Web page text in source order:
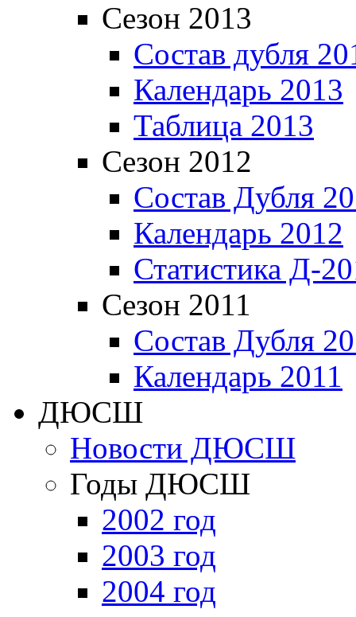
Сезон 2013
Состав дубля
Календарь 2013
Таблица 2013
Сезон 2012
Состав Дубля
Календарь 2012
Статистика Д-
Сезон 2011
Состав Дубля
Календарь 2011
ДЮСШ
Новости ДЮСШ
Годы ДЮСШ
2002 год
2003 год
2004 год